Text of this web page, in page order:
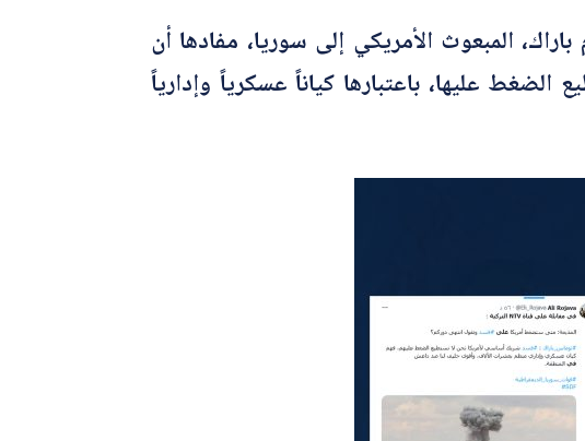
المبعوث الأمريكي إلى سوريا، مفادها أن
عليها، باعتبارها كياناً عسكرياً وإدارياً